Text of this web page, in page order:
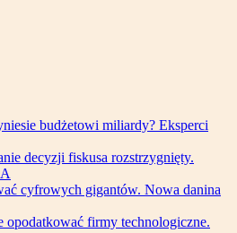
budżetowi miliardy? Eksperci
decyzji fiskusa rozstrzygnięty.
cyfrowych gigantów. Nowa danina
opodatkować firmy technologiczne.